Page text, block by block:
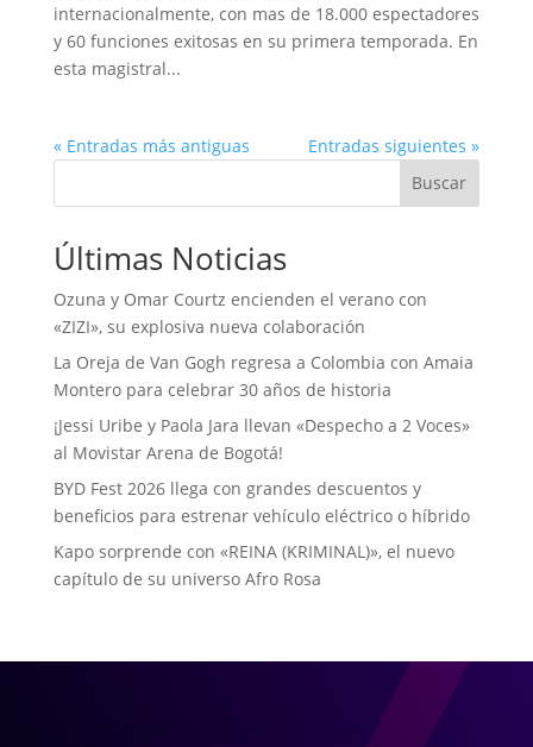
internacionalmente, con mas de 18.000 espectadores
y 60 funciones exitosas en su primera temporada. En
esta magistral...
« Entradas más antiguas
Entradas siguientes »
Buscar
Últimas Noticias
Ozuna y Omar Courtz encienden el verano con
«ZIZI», su explosiva nueva colaboración
La Oreja de Van Gogh regresa a Colombia con Amaia
Montero para celebrar 30 años de historia
¡Jessi Uribe y Paola Jara llevan «Despecho a 2 Voces»
al Movistar Arena de Bogotá!
BYD Fest 2026 llega con grandes descuentos y
beneficios para estrenar vehículo eléctrico o híbrido
Kapo sorprende con «REINA (KRIMINAL)», el nuevo
capítulo de su universo Afro Rosa